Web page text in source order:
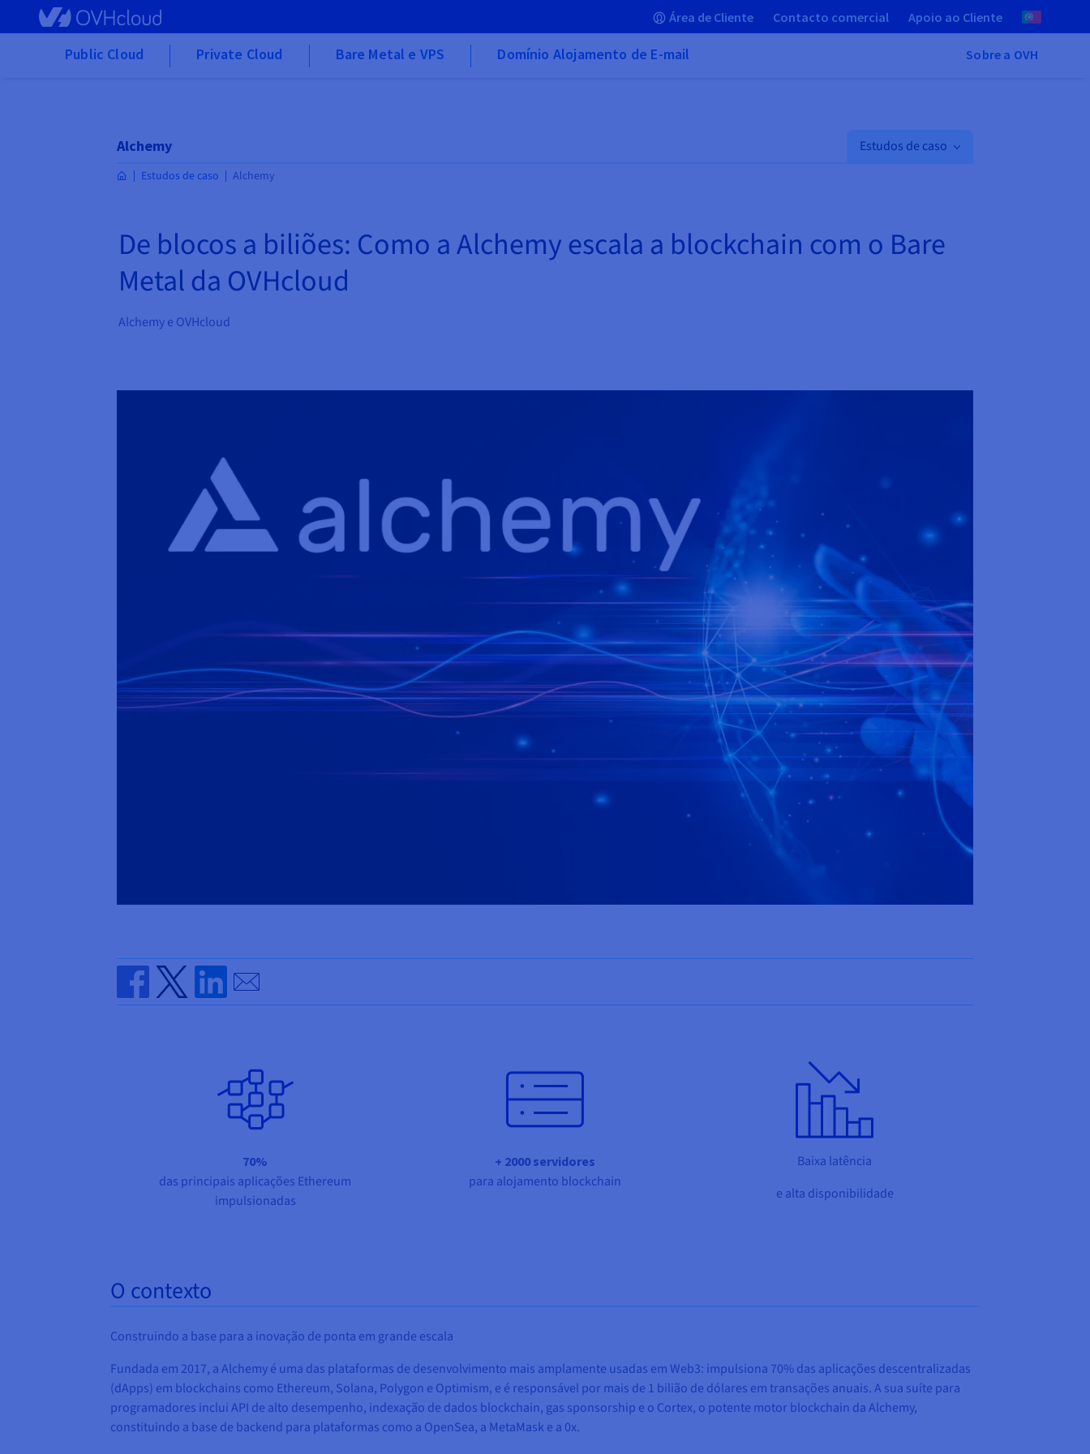
Skip to main content Área de Cliente Contacto comercial Apoio ao Cliente
Public Cloud Private Cloud Bare Metal e VPS Domínio Alojamento de E-mail Sobre a OVH
Alchemy Estudos de caso
Estudos de caso Alchemy
De blocos a biliões: Como a Alchemy escala a blockchain com o Bare
Metal da OVHcloud
Alchemy e OVHcloud
Share on Facebook
Share on Twitter
Share on Linkedin
Send by email
70%
das principais aplicações Ethereum
impulsionadas
+ 2000 servidores
para alojamento blockchain
Baixa latência
e alta disponibilidade
O contexto
Construindo a base para a inovação de ponta em grande escala
Fundada em 2017, a Alchemy é uma das plataformas de desenvolvimento mais amplamente usadas em Web3: impulsiona 70% das aplicações descentralizadas
(dApps) em blockchains como Ethereum, Solana, Polygon e Optimism, e é responsável por mais de 1 bilião de dólares em transações anuais. A sua suíte para
programadores inclui API de alto desempenho, indexação de dados blockchain, gas sponsorship e o Cortex, o potente motor blockchain da Alchemy,
constituindo a base de backend para plataformas como a OpenSea, a MetaMask e a 0x.